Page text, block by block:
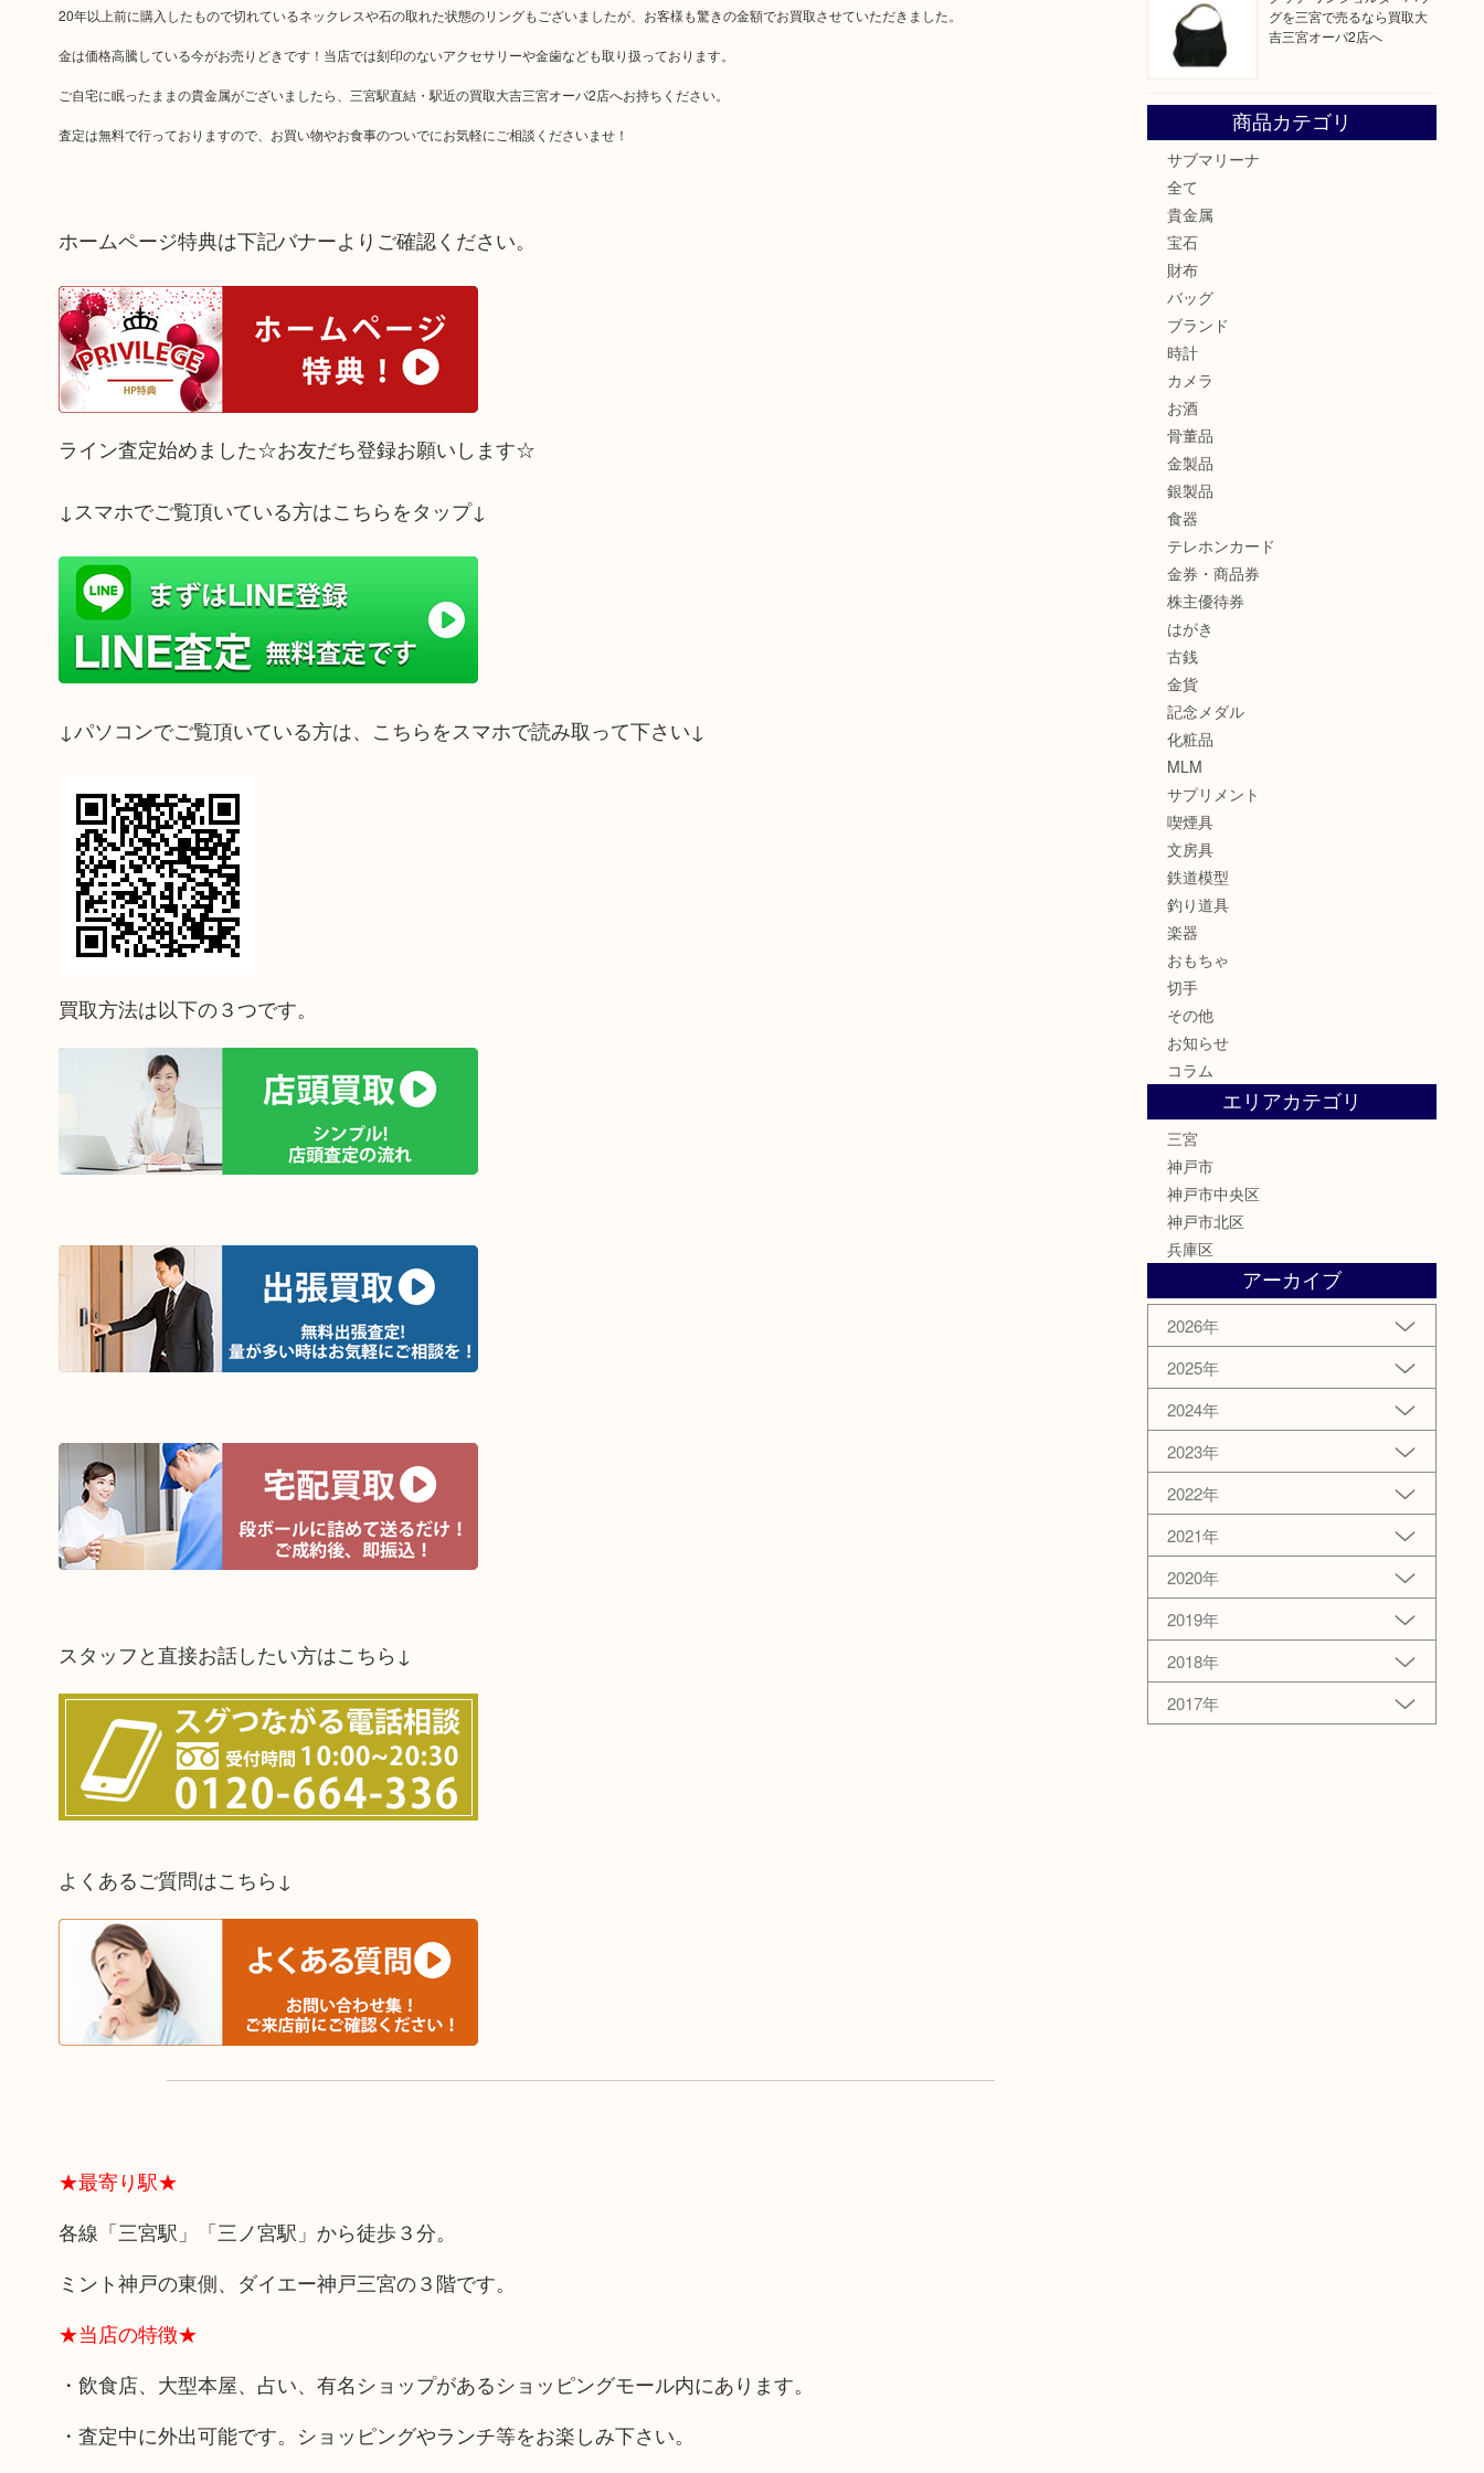
20年以上前に購入したもので切れているネックレスや石の取れた状態のリングもございましたが、お客様も驚きの金額でお買取させていただきました。
金は価格高騰している今がお売りどきです！当店では刻印のないアクセサリーや金歯なども取り扱っております。
ご自宅に眠ったままの貴金属がございましたら、三宮駅直結・駅近の買取大吉三宮オーパ2店へお持ちください。
査定は無料で行っておりますので、お買い物やお食事のついでにお気軽にご相談くださいませ！
ホームページ特典は下記バナーよりご確認ください。
ライン査定始めました☆お友だち登録お願いします☆
↓スマホでご覧頂いている方はこちらをタップ↓
↓パソコンでご覧頂いている方は、こちらをスマホで読み取って下さい↓
買取方法は以下の３つです。
スタッフと直接お話したい方はこちら↓
よくあるご質問はこちら↓
★最寄り駅★
各線「三宮駅」「三ノ宮駅」から徒歩３分。
ミント神戸の東側、ダイエー神戸三宮の３階です。
★当店の特徴★
・飲食店、大型本屋、占い、有名ショップがあるショッピングモール内にあります。
・査定中に外出可能です。ショッピングやランチ等をお楽しみ下さい。
グを三宮で売るなら買取大
吉三宮オーパ2店へ
商品カテゴリ
サブマリーナ
全て
貴金属
宝石
財布
バッグ
ブランド
時計
カメラ
お酒
骨董品
金製品
銀製品
食器
テレホンカード
金券・商品券
株主優待券
はがき
古銭
金貨
記念メダル
化粧品
MLM
サプリメント
喫煙具
文房具
鉄道模型
釣り道具
楽器
おもちゃ
切手
その他
お知らせ
コラム
エリアカテゴリ
三宮
神戸市
神戸市中央区
神戸市北区
兵庫区
アーカイブ
2026年
2025年
2024年
2023年
2022年
2021年
2020年
2019年
2018年
2017年